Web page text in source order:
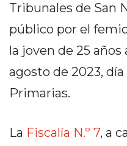
EN ARGENTINA:
CHANGUITO.COM.AR VS
VENTA POR
Tribunales de San
público por el
la joven de 25 años
agosto de 2023,
Primarias.
La Fiscalía N.º 7, a